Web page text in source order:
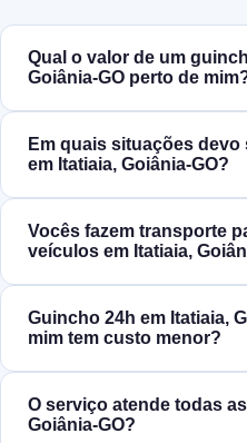
Qual o valor de um
Goiânia‑GO perto de
Em quais situações
em Itatiaia, Goiânia‑GO?
Vocês fazem transporte
veículos em Itatiaia,
Guincho 24h em Itatiaia,
mim tem custo menor?
O serviço atende todas
Goiânia‑GO?